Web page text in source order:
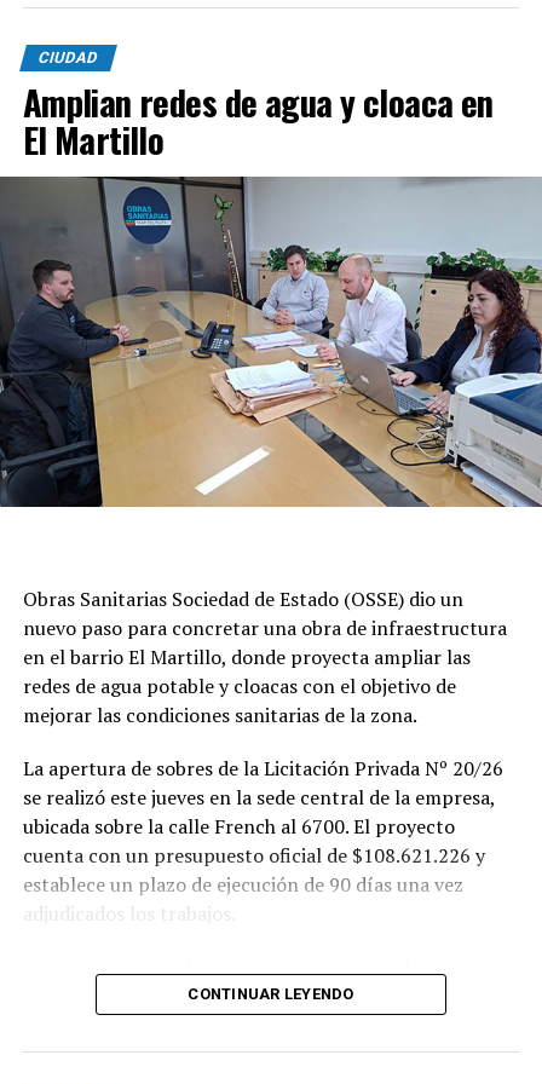
CIUDAD
Amplian redes de agua y cloaca en
El Martillo
Obras Sanitarias Sociedad de Estado (OSSE) dio un
nuevo paso para concretar una obra de infraestructura
en el barrio El Martillo, donde proyecta ampliar las
redes de agua potable y cloacas con el objetivo de
mejorar las condiciones sanitarias de la zona.
La apertura de sobres de la Licitación Privada Nº 20/26
se realizó este jueves en la sede central de la empresa,
ubicada sobre la calle French al 6700. El proyecto
cuenta con un presupuesto oficial de $108.621.226 y
establece un plazo de ejecución de 90 días una vez
adjudicados los trabajos.
Según se informó, las tareas previstas para la red de
agua potable incluyen la colocación de unos 355 metros
ejecución de 29 conexiones domiciliarias. Los trabajos se
CONTINUAR LEYENDO